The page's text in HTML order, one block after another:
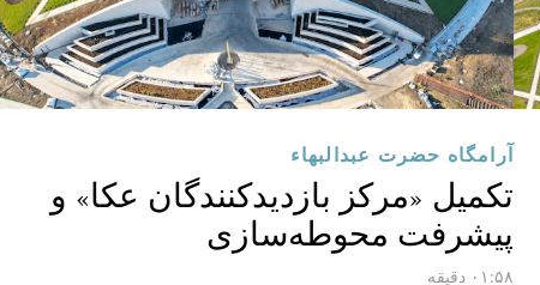
آرامگاه حضرت عبدالبهاء
تکمیل «مرکز بازدیدکنندگان عکا» و
پیشرفت محوطه‌سازی
۰۱:۵۸ دقیقه